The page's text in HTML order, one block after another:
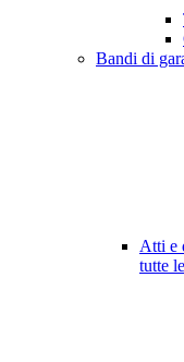
Bandi di
Atti e
tutte